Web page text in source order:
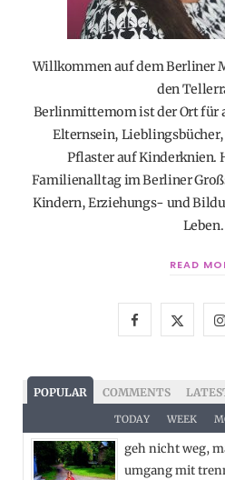
Willkommen auf dem Berliner
den
Berlinmittemom ist der Ort für
Elternsein,
Pflaster auf Kinderknien.
Familienalltag im Berliner
Kindern, Erziehungs- und
Leben.
READ
c
e
b
T
w
i
POPULAR COMMENTS
TODAY WEEK
geh nicht weg,
umgang mit